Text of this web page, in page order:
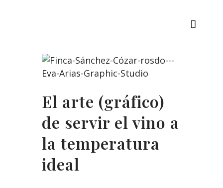
El arte (gráfico)
de servir el vino a
la temperatura
ideal